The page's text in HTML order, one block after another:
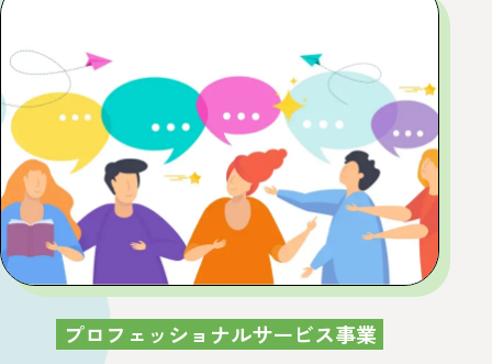
プロフェッショナルサービス事業